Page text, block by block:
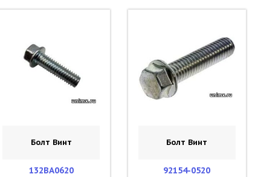
Болт Винт
132BA0620
Болт Винт
92154-0520